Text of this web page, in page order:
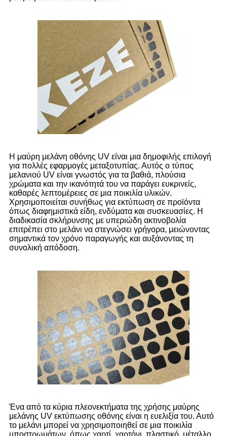
Η μαύρη μελάνη οθόνης UV είναι μια δημοφιλής επιλογή
για πολλές εφαρμογές μεταξοτυπίας. Αυτός ο τύπος
μελανιού UV είναι γνωστός για τα βαθιά, πλούσια
χρώματα και την ικανότητά του να παράγει ευκρινείς,
καθαρές λεπτομέρειες σε μια ποικιλία υλικών.
Χρησιμοποιείται συνήθως για εκτύπωση σε προϊόντα
όπως διαφημιστικά είδη, ενδύματα και συσκευασίες. Η
διαδικασία σκλήρυνσης με υπεριώδη ακτινοβολία
επιτρέπει στο μελάνι να στεγνώσει γρήγορα, μειώνοντας
σημαντικά τον χρόνο παραγωγής και αυξάνοντας τη
συνολική απόδοση.
Ένα από τα κύρια πλεονεκτήματα της χρήσης μαύρης
μελάνης UV εκτύπωσης οθόνης είναι η ευελιξία του. Αυτό
το μελάνι μπορεί να χρησιμοποιηθεί σε μια ποικιλία
υποστρωμάτων, όπως χαρτί, χαρτόνι, πλαστικό, μέταλλο,